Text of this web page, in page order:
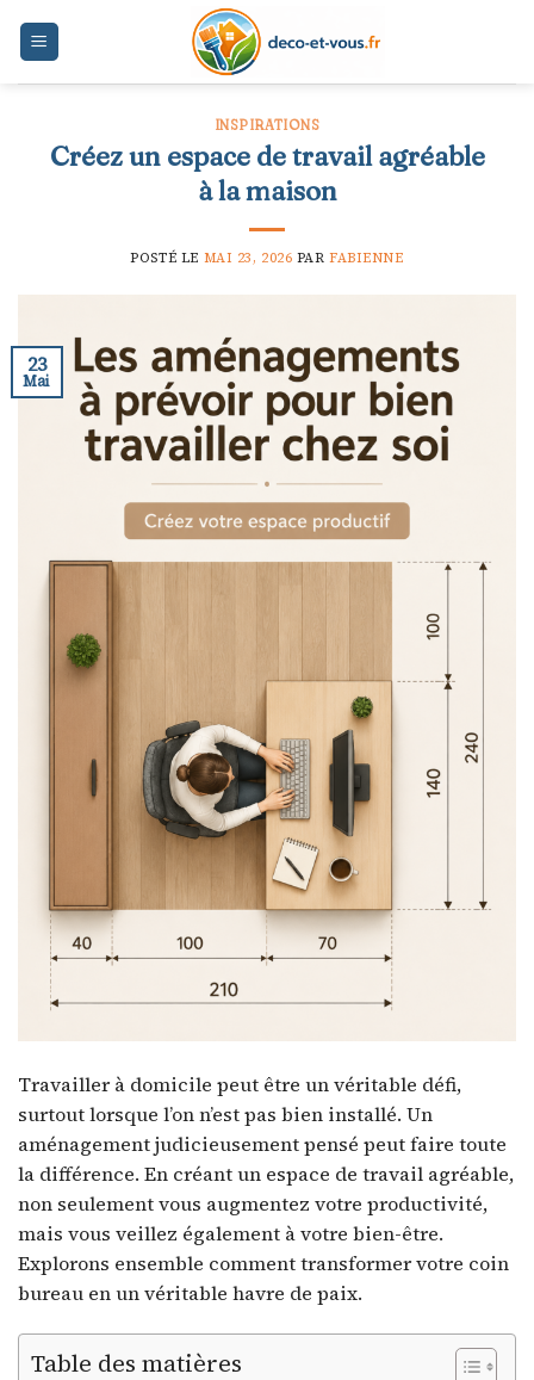
INSPIRATIONS
Créez un espace de travail agréable
à la maison
POSTÉ LE MAI 23, 2026 PARFABIENNE
23
Mai
Travailler à domicile peut être un véritable défi,
surtout lorsque l’on n’est pas bien installé. Un
aménagement judicieusement pensé peut faire toute
la différence. En créant un espace de travail agréable,
non seulement vous augmentez votre productivité,
mais vous veillez également à votre bien-être.
Explorons ensemble comment transformer votre coin
bureau en un véritable havre de paix.
Table des matières